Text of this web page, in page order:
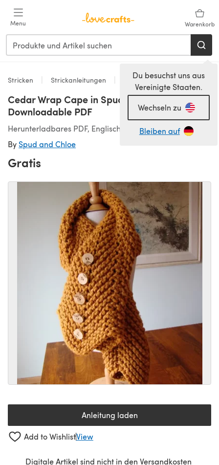
Menu Warenkorb
Du besuchst uns aus
Vereinigte Staaten.
Wechseln zu
Bleiben auf
Stricken Strickanleitungen Ponchos
Cedar Wrap Cape in Spud & Chloe Outer -
Downloadable PDF
Herunterladbares PDF, Englisch
By Spud and Chloe
Gratis
Anleitung laden(öffnet sich in einem neuen
Add to WishlistView
Digitale Artikel sind nicht in den Versandkosten